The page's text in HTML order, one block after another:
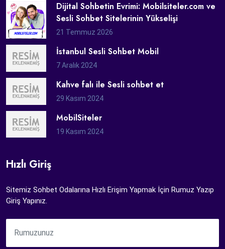
Dijital Sohbetin Evrimi: Mobilsiteler.com ve
Sesli Sohbet Sitelerinin Yükselişi
21 Temmuz 2026
İstanbul Sesli Sohbet Mobil
7 Aralık 2024
Kahve falı ile Sesli sohbet et
29 Kasım 2024
MobilSiteler
19 Kasım 2024
Hızlı Giriş
Sitemiz Sohbet Odalarına Hızlı Erişim Yapmak İçin Rumuz Yazıp
Giriş Yapınız.